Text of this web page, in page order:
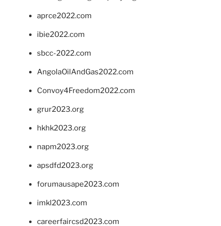
aprce2022.com
ibie2022.com
sbcc-2022.com
AngolaOilAndGas2022.com
Convoy4Freedom2022.com
grur2023.org
hkhk2023.org
napm2023.org
apsdfd2023.org
forumausape2023.com
imkl2023.com
careerfaircsd2023.com